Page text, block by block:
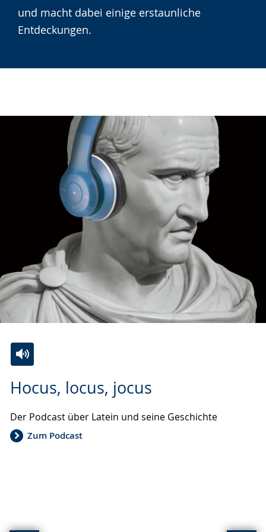
angezeigt.
und macht dabei einige erstaunliche
Entdeckungen.
Hocus, locus, jocus
Der Podcast über Latein und seine Geschichte
Zum Podcast
Leichten
wechseln.
Audio-
Video
Deutscher
Gebärdensprache
wird